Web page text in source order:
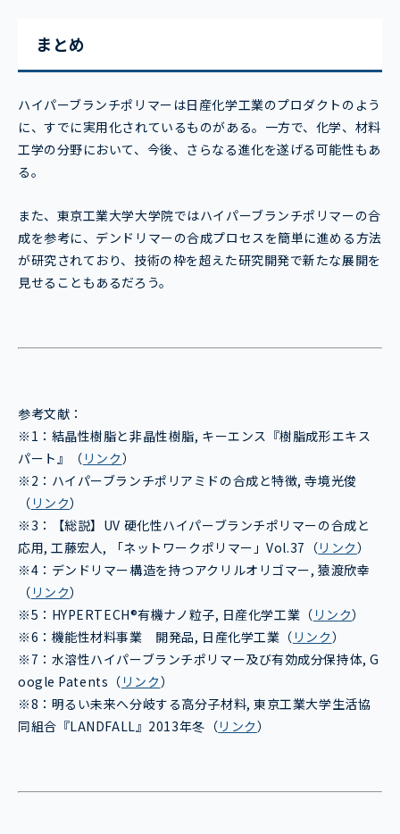
まとめ
ハイパーブランチポリマーは日産化学工業のプロダクトのよう
に、すでに実用化されているものがある。一方で、化学、材料
工学の分野において、今後、さらなる進化を遂げる可能性もあ
る。
また、東京工業大学大学院ではハイパーブランチポリマーの合
成を参考に、デンドリマーの合成プロセスを簡単に進める方法
が研究されており、技術の枠を超えた研究開発で新たな展開を
見せることもあるだろう。
参考文献：
※1：結晶性樹脂と非晶性樹脂, キーエンス『樹脂成形エキス
パート』（ リンク）
※2：ハイパーブランチポリアミドの合成と特徴, 寺境光俊
（ リンク）
※3：【総説】UV 硬化性ハイパーブランチポリマーの合成と
応用, 工藤宏人, 「ネットワークポリマー」Vol.37（リンク）
※4：デンドリマー構造を持つアクリルオリゴマー, 猿渡欣幸
（ リンク）
※5：HYPERTECH®有機ナノ粒子, 日産化学工業（ リンク）
※6：機能性材料事業 開発品, 日産化学工業（ リンク）
※7：水溶性ハイパーブランチポリマー及び有効成分保持体, G
oogle Patents（ リンク）
※8：明るい未来へ分岐する高分子材料, 東京工業大学生活協
同組合『LANDFALL』2013年冬（リンク）